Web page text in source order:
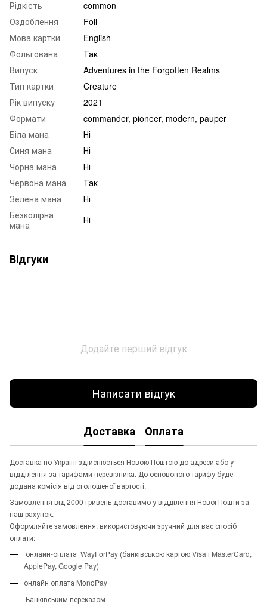
Рідкість
common
Оздоблення
Foil
Мова картки
English
Фольгована
Так
Випуск
Adventures in the Forgotten Realms
Тип картки
Creature
Рік випуску
2021
Формати
commander, pioneer, modern, pauper
Біла мана
Ні
Синя мана
Ні
Чорна мана
Ні
Червона мана
Так
Зелена мана
Ні
Безколірна
мана
Ні
Відгуки
Додайте перший відгук
Написати відгук
Доставка Оплата
Доставка по Україні здійснюється Новою Поштою до адреси або у
відділення за тарифами перевізника. До основоного тарифу буде
додана комісія від оголошеної вартості.
Замовлення від 2000 гривень доставимо у відділення Нової Пошти за
наш рахунок.
Оформляйте замовлення, використовуючи зручний для вас спосіб
оплати:
онлайн-оплата WayForPay (банківською картою Visa і MasterCard,
ApplePay, Google Pay)
онлайн оплата MonoPay
Банківським переказом